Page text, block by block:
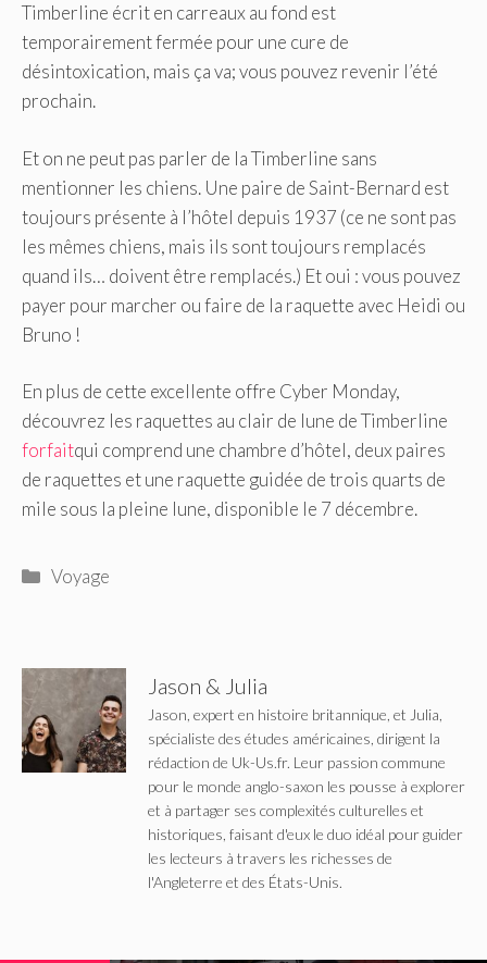
Timberline écrit en carreaux au fond est
temporairement fermée pour une cure de
désintoxication, mais ça va; vous pouvez revenir l’été
prochain.
Et on ne peut pas parler de la Timberline sans
mentionner les chiens. Une paire de Saint-Bernard est
toujours présente à l’hôtel depuis 1937 (ce ne sont pas
les mêmes chiens, mais ils sont toujours remplacés
quand ils… doivent être remplacés.) Et oui : vous pouvez
payer pour marcher ou faire de la raquette avec Heidi ou
Bruno !
En plus de cette excellente offre Cyber ​​​​Monday,
découvrez les raquettes au clair de lune de Timberline
forfaitqui comprend une chambre d’hôtel, deux paires
de raquettes et une raquette guidée de trois quarts de
mile sous la pleine lune, disponible le 7 décembre.
Catégories
Voyage
Jason & Julia
Jason, expert en histoire britannique, et Julia,
spécialiste des études américaines, dirigent la
rédaction de Uk-Us.fr. Leur passion commune
pour le monde anglo-saxon les pousse à explorer
et à partager ses complexités culturelles et
historiques, faisant d'eux le duo idéal pour guider
les lecteurs à travers les richesses de
l'Angleterre et des États-Unis.